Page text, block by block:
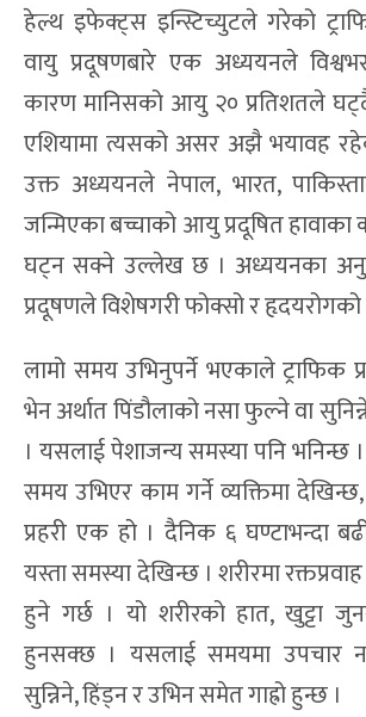
हेल्थ इफेक्ट्स इन्स्टिच्युटले गरेको
वायु प्रदूषणबारे एक अध्ययनले
कारण मानिसको आयु २० प्रतिशतले
एशियामा त्यसको असर अझै भयावह
उक्त अध्ययनले नेपाल, भारत,
जन्मिएका बच्चाको आयु प्रदूषित
घट्न सक्ने उल्लेख छ । अध्ययनका
प्रदूषणले विशेषगरी फोक्सो र
लामो समय उभिनुपर्ने भएकाले ट्राफिक
भेन अर्थात पिंडौलाको नसा फुल्ने वा
। यसलाई पेशाजन्य समस्या पनि भनिन्छ
समय उभिएर काम गर्ने व्यक्तिमा
प्रहरी एक हो । दैनिक ६ घण्टाभन्दा
यस्ता समस्या देखिन्छ । शरीरमा रक्तप्रवाह
हुने गर्छ । यो शरीरको हात, खुट्टा
हुनसक्छ । यसलाई समयमा उपचार
सुन्निने, हिंड्न र उभिन समेत गाह्रो हुन्छ ।